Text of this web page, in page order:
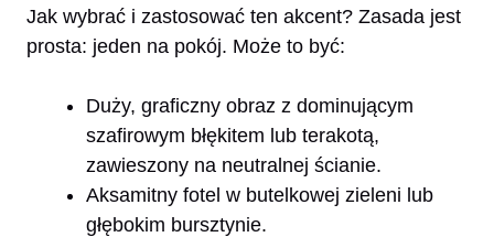
Jak wybrać i zastosować ten akcent? Zasada jest
prosta: jeden na pokój. Może to być:
Duży, graficzny obraz z dominującym
szafirowym błękitem lub terakotą,
zawieszony na neutralnej ścianie.
Aksamitny fotel w butelkowej zieleni lub
głębokim bursztynie.